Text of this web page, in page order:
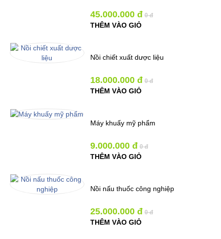
45.000.000 đ 0 đ
THÊM VÀO GIỎ
Nồi chiết xuất dược liệu
18.000.000 đ 0 đ
THÊM VÀO GIỎ
Máy khuấy mỹ phẩm
9.000.000 đ 0 đ
THÊM VÀO GIỎ
Nồi nấu thuốc công nghiệp
25.000.000 đ 0 đ
THÊM VÀO GIỎ